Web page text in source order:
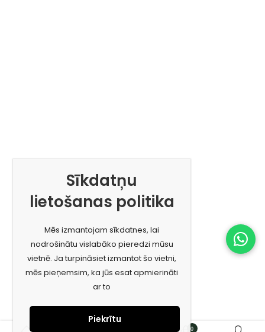
0
Sīkdatņu
lietošanas politika
Mēs izmantojam sīkdatnes, lai
nodrošinātu vislabāko pieredzi mūsu
vietnē. Ja turpināsiet izmantot šo vietni,
mēs pieņemsim, ka jūs esat apmierināti
ar to
Piekrītu